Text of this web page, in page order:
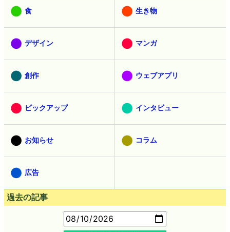
食 生き物
デザイン マンガ
創作 ウェブアプリ
ピックアップ インタビュー
お知らせ コラム
広告
過去の記事